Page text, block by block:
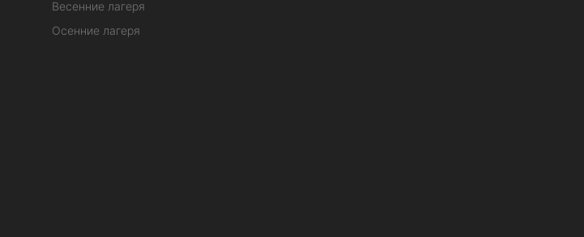
Весенние лагеря
Осенние лагеря